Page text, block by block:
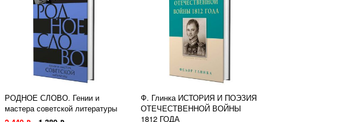
РОДНОЕ СЛОВО. Гении и
мастера советской литературы
Ф. Глинка ИСТОРИЯ И ПОЭЗИЯ
ОТЕЧЕСТВЕННОЙ ВОЙНЫ
1812 ГОДА